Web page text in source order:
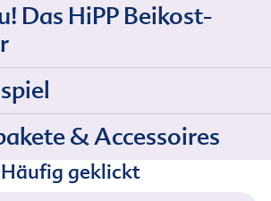
Das HiPP Beikost-
& Accessoires
Häufig geklickt